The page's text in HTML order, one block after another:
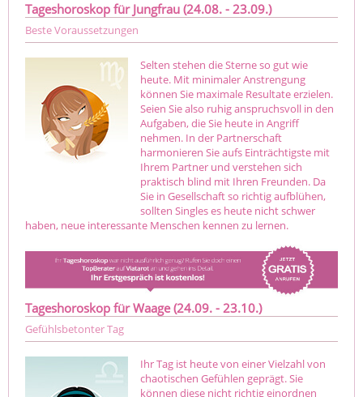
Tageshoroskop für Jungfrau (24.08. - 23.09.)
Beste Voraussetzungen
Selten stehen die Sterne so gut wie
heute. Mit minimaler Anstrengung
können Sie maximale Resultate erzielen.
Seien Sie also ruhig anspruchsvoll in den
Aufgaben, die Sie heute in Angriff
nehmen. In der Partnerschaft
harmonieren Sie aufs Einträchtigste mit
Ihrem Partner und verstehen sich
praktisch blind mit Ihren Freunden. Da
Sie in Gesellschaft so richtig aufblühen,
sollten Singles es heute nicht schwer
haben, neue interessante Menschen kennen zu lernen.
Tageshoroskop für Waage (24.09. - 23.10.)
Gefühlsbetonter Tag
Ihr Tag ist heute von einer Vielzahl von
chaotischen Gefühlen geprägt. Sie
können diese nicht richtig einordnen